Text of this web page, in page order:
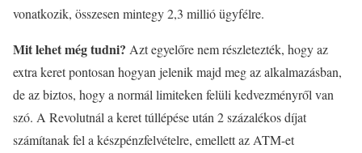
vonatkozik, összesen mintegy 2,3 millió ügyfélre.
Mit lehet még tudni? Azt egyelőre nem részletezték, hogy az
extra keret pontosan hogyan jelenik majd meg az alkalmazásban,
de az biztos, hogy a normál limiteken felüli kedvezményről van
szó. A Revolutnál a keret túllépése után 2 százalékos díjat
számítanak fel a készpénzfelvételre, emellett az ATM-et